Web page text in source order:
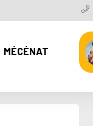
MÉCÉNAT